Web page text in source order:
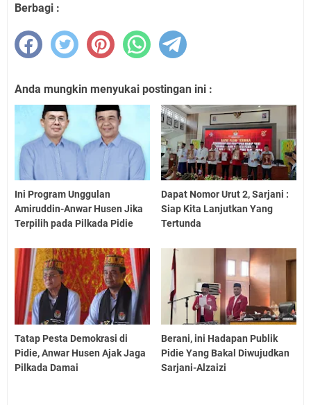
Berbagi :
Anda mungkin menyukai postingan ini :
Ini Program Unggulan
Amiruddin-Anwar Husen Jika
Terpilih pada Pilkada Pidie
Dapat Nomor Urut 2, Sarjani :
Siap Kita Lanjutkan Yang
Tertunda
Tatap Pesta Demokrasi di
Pidie, Anwar Husen Ajak Jaga
Pilkada Damai
Berani, ini Hadapan Publik
Pidie Yang Bakal Diwujudkan
Sarjani-Alzaizi